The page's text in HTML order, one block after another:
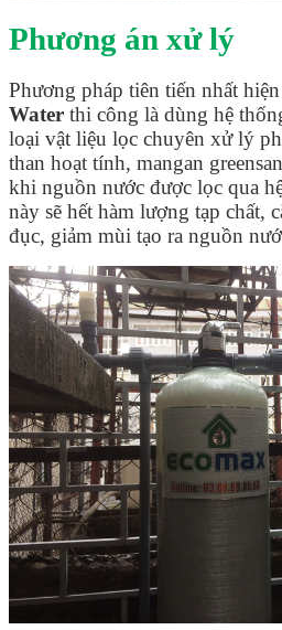
Phương án xử lý
Phương pháp tiên tiến nhất
Water thi công là dùng hệ
loại vật liệu lọc chuyên xử lý
than hoạt tính, mangan
khi nguồn nước được lọc qua
này sẽ hết hàm lượng tạp chất,
đục, giảm mùi tạo ra nguồn